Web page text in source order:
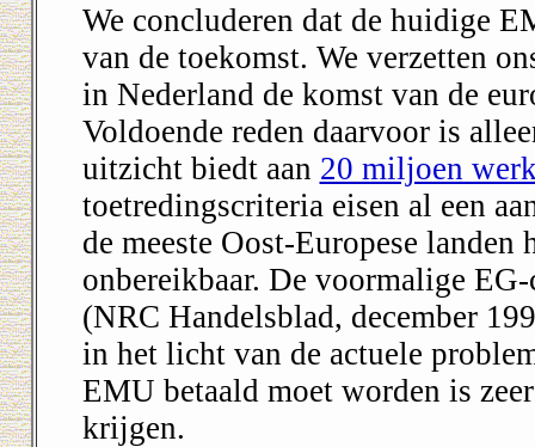
We concluderen dat de huidige
van de toekomst. We verzetten
in Nederland de komst van de
Voldoende reden daarvoor is
uitzicht biedt aan 20 miljoen
toetredingscriteria eisen al een
de meeste Oost-Europese
onbereikbaar. De voormalige
(NRC Handelsblad, december
in het licht van de actuele
EMU betaald moet worden is
krijgen.